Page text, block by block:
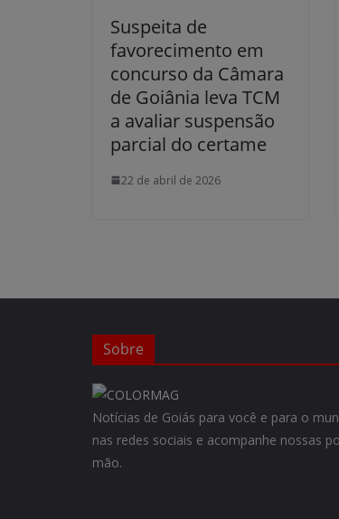
Suspeita de
favorecimento em
concurso da Câmara
de Goiânia leva TCM
a avaliar suspensão
parcial do certame
22 de abril de 2026
Sobre
Notícias de Goiás para você e para o
nas redes sociais e acompanhe nossas
mão.